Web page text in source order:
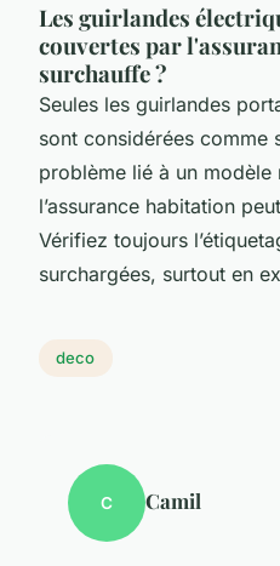
Les guirlandes
couvertes par
surchauffe ?
Seules les guirlandes
sont considérées comme
problème lié à un modèle
l’assurance habitation
Vérifiez toujours
surchargées, surtout en
deco
C Camil